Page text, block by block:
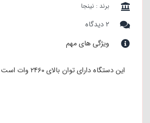
برند : نینجا
۲ دیدگاه
ویژگی های مهم
این دستگاه دارای توان بالای ۲۴۶۰ وات است